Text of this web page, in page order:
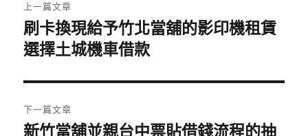
章
導
覽
上一篇文章
上
一
文
章:
刷卡換現給予竹北當舖的影印機租賃
選擇土城機車借款
下一篇文章
下
新竹當舖並親台中票貼借錢流程的抽